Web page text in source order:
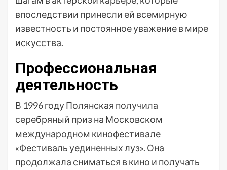
впоследствии принесли ей всемирную
известность и постоянное уважение в мире
искусства.
Профессиональная
деятельность
В 1996 году Полянская получила
серебряный приз на Московском
международном кинофестивале
«Фестиваль уединенных луз». Она
продолжала сниматься в кино и получать